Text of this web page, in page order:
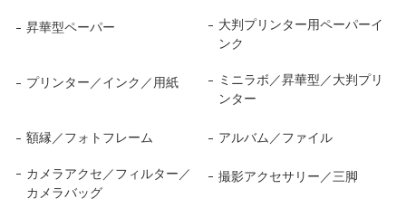
昇華型ペーパー
大判プリンター用ペーパーイ
ンク
プリンター／インク／用紙
ミニラボ／昇華型／大判プリ
ンター
額縁／フォトフレーム アルバム／ファイル
カメラアクセ／フィルター／
カメラバッグ
撮影アクセサリー／三脚